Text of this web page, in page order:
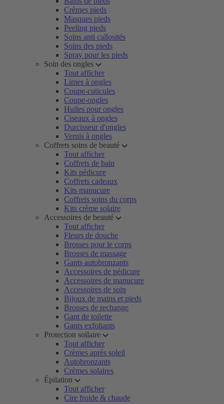
Crèmes pieds
Masques pieds
Peeling pieds
Soins anti callosités
Soins des pieds
Spray pour les pieds
Soin des ongles
Tout afficher
Limes à ongles
Coupe-cuticules
Coupe-ongles
Huiles pour ongles
Ciseaux à ongles
Durcisseur d'ongles
Vernis à ongles
Coffrets soins de beauté
Tout afficher
Coffrets de bain
Kits pédicure
Coffrets cadeaux
Kits manucure
Coffrets soins du corps
Kits crème solaire
Accessoires de beauté
Tout afficher
Fleurs de douche
Brosses pour le corps
Brosses de massage
Gants autobronzants
Accessoires de pédicure
Accessoires de manucure
Accessoires de soin
Bijoux de mains et pieds
Brosses de rechange
Gant de toilette
Gants exfoliants
Protection soilaire
Tout afficher
Crèmes après soleil
Autobronzants
Crèmes solaires
Épilation
Tout afficher
Cire froide & chaude